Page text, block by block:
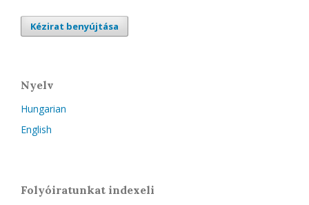
Kézirat benyújtása
Nyelv
Hungarian
English
Folyóiratunkat indexeli